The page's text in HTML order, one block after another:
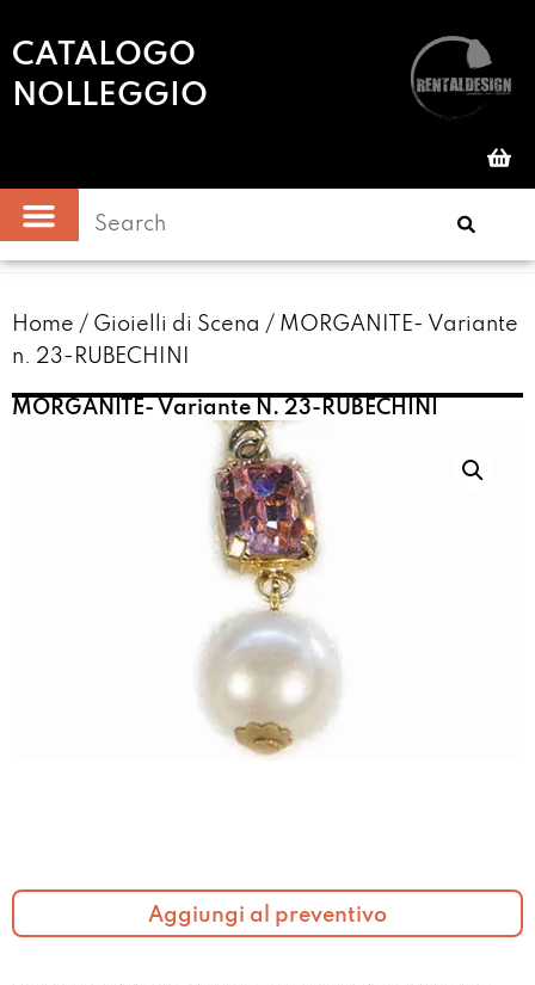
CATALOGO
NOLLEGGIO
Home / Gioielli di Scena / MORGANITE- Variante
n. 23-RUBECHINI
MORGANITE- Variante N. 23-RUBECHINI
Aggiungi al preventivo